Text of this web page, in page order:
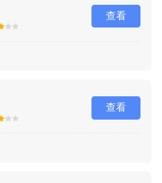
查看
查看